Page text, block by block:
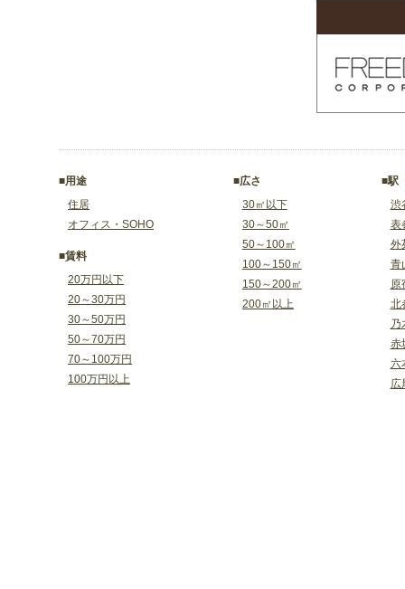
■用途
住居
オフィス・SOHO
■賃料
20万円以下
20～30万円
30～50万円
50～70万円
70～100万円
100万円以上
■広さ
30㎡以下
30～50㎡
50～100㎡
100～150㎡
150～200㎡
200㎡以上
■駅
渋
表
外
青
原
北
乃
赤
六
広